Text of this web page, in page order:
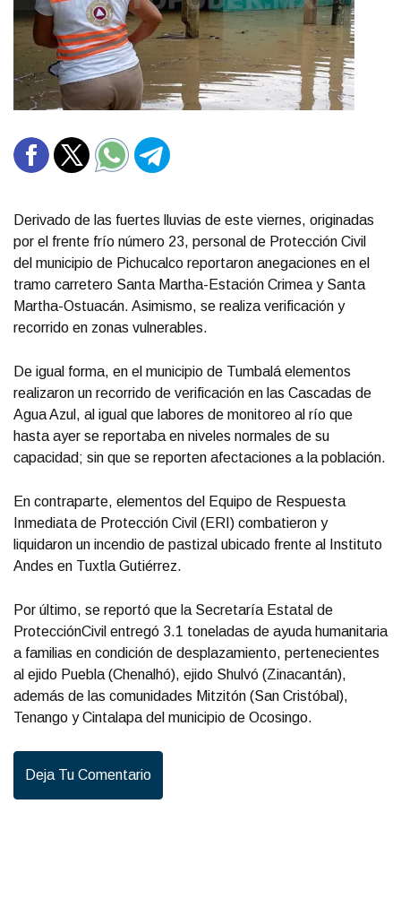
Derivado de las fuertes lluvias de este viernes, originadas
por el frente frío número 23, personal de Protección Civil
del municipio de Pichucalco reportaron anegaciones en el
tramo carretero Santa Martha-Estación Crimea y Santa
Martha-Ostuacán. Asimismo, se realiza verificación y
recorrido en zonas vulnerables.
De igual forma, en el municipio de Tumbalá elementos
realizaron un recorrido de verificación en las Cascadas de
Agua Azul, al igual que labores de monitoreo al río que
hasta ayer se reportaba en niveles normales de su
capacidad; sin que se reporten afectaciones a la población.
En contraparte, elementos del Equipo de Respuesta
Inmediata de Protección Civil (ERI) combatieron y
liquidaron un incendio de pastizal ubicado frente al Instituto
Andes en Tuxtla Gutiérrez.
Por último, se reportó que la Secretaría Estatal de
ProtecciónCivil entregó 3.1 toneladas de ayuda humanitaria
a familias en condición de desplazamiento, pertenecientes
al ejido Puebla (Chenalhó), ejido Shulvó (Zinacantán),
además de las comunidades Mitzitón (San Cristóbal),
Tenango y Cintalapa del municipio de Ocosingo.
Deja Tu Comentario